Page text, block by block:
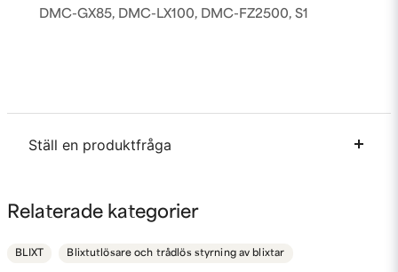
DMC-GX85, DMC-LX100, DMC-FZ2500, S1
Ställ en produktfråga
Fråga oss något om denna produkten...
Relaterade kategorier
BLIXT Blixtutlösare och trådlös styrning av blixtar